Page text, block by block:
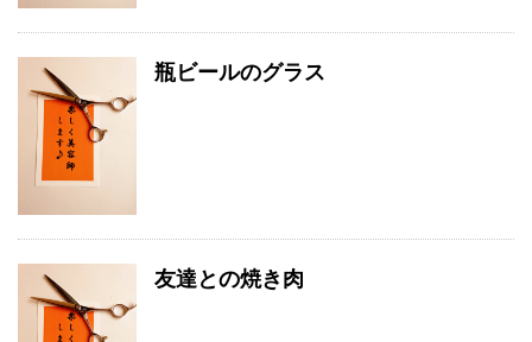
瓶ビールのグラス
友達との焼き肉